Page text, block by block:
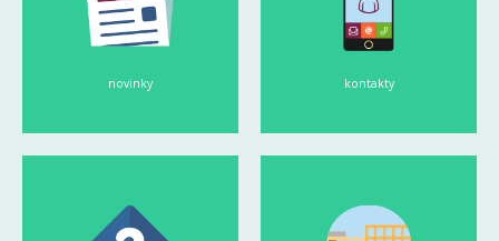
novinky kontakty